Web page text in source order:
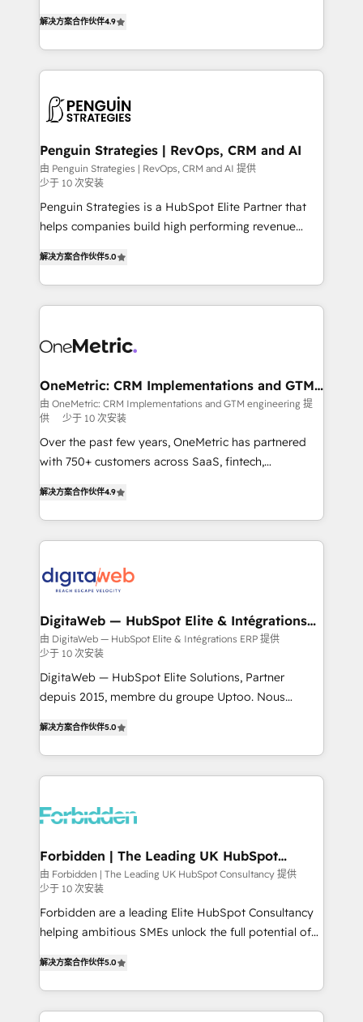
100% US-based, FTE team members. We offer
project-based and managed services engagements
that include new HubSpot implementations,
integration, extensibility, custom development, and
ongoing RevOps support.
entreprises qui auront réussi leur transformation. Le
problème ? 58% des dirigeants savent que l'IA est
vitale pour leur survie. Mais 57% n'ont aucune
données. C'est le paradoxe français : conscience
Augmentée. Ce n'est pas une entreprise qui utilise
l'IA. C'est une organisation qui a réussi la symbiose
entre l'expertise humaine et l'intelligence artificielle.
Pas pour remplacer l'humain, mais pour l'augmenter.
Chez Ideagency, nous accompagnons cette
données unifiées, des processus alignés. Ensuite
l'augmentation : l'IA là où elle crée de la valeur. Et
surtout : l'humain qui reste au centre. Parce que la
Stand Out.
解决方案合作伙伴4.9
Penguin Strategies | RevOps, CRM and AI
由 Penguin Strategies | RevOps, CRM and AI 提供
少于 10 次安装
Penguin Strategies is a HubSpot Elite Partner that
helps companies build high performing revenue
system environments and global SaaS or
manufacturing teams. Trusted by leading enterprises
and fast growing scale ups including Sony, Rapyd,
Design Automation and Uptive. 📊 RevOps & data
integrations 🤖 AI workflows & enrichment 📘 Team
enablement & company-wide adoption We create
HubSpot environments that teams use with
confidence and that leadership can rely on for
scalable revenue insights.
解决方案合作伙伴5.0
OneMetric: CRM Implementations and GTM
engineering
由 OneMetric: CRM Implementations and GTM engineering 提
供
少于 10 次安装
Over the past few years, OneMetric has partnered
with 750+ customers across SaaS, fintech,
150+ HubSpot-certified experts, we deliver scalable
solutions to complex GTM and RevOps challenges.
Our Expertise 🔹 Onboarding & Implementation:
tailored to your GTM motion. 🔹 Migrations: Move
downtime. 🔹 RevOps Strategy: Align teams,
processes, and data to drive revenue efficiency. 🔹
Integrations: Connect HubSpot with your tech stack
for better adoption. 🔹 Custom Solutions: Build
tailored apps, workflows, and configurations. We are
our commitment to data security and compliance. At
OneMetric, we help revenue teams focus on the
OneMetric that matters most: revenue.
解决方案合作伙伴4.9
DigitaWeb — HubSpot Elite & Intégrations
ERP
由 DigitaWeb — HubSpot Elite & Intégrations ERP 提供
少于 10 次安装
DigitaWeb — HubSpot Elite Solutions, Partner
depuis 2015, membre du groupe Uptoo. Nous
Ventes et Service sur HubSpot grâce à la Revenue
Architecture : alignement des équipes, pipeline
prévisible, croissance mesurable. 🔌 Intégrations
Dynamics..), VOIP (Aircall, Ringover, Modjo), Shopify,
Extensions (React), Serverless Node.js, Custom
Objects, thèmes HubL, agents IA & Breeze AI. 🎯
Secteurs : Industrie, Distribution B2B, SaaS, Services
B2B, Immobilier, Viticulture, Finance. 🚀 Nos livrables
: migration sécurisée, implémentation Marketing +
HubSpot temps réel, formation équipes. 🏆 +350
projets livrés. Accrédités HubSpot CRM
Implementation, Data Migration & Custom
解决方案合作伙伴5.0
Forbidden | The Leading UK HubSpot
Consultancy
由 Forbidden | The Leading UK HubSpot Consultancy 提供
少于 10 次安装
Forbidden are a leading Elite HubSpot Consultancy
helping ambitious SMEs unlock the full potential of
but never see the ROI they expected due to poor
adoption, messy data, and disconnected teams
getting in the way. That’s where we come in. We
解决方案合作伙伴5.0